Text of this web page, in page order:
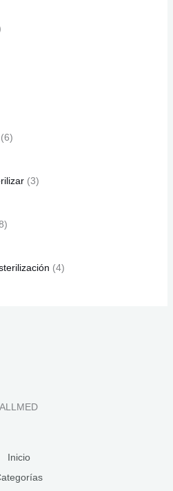
6
3
4
ALLMED
Inicio